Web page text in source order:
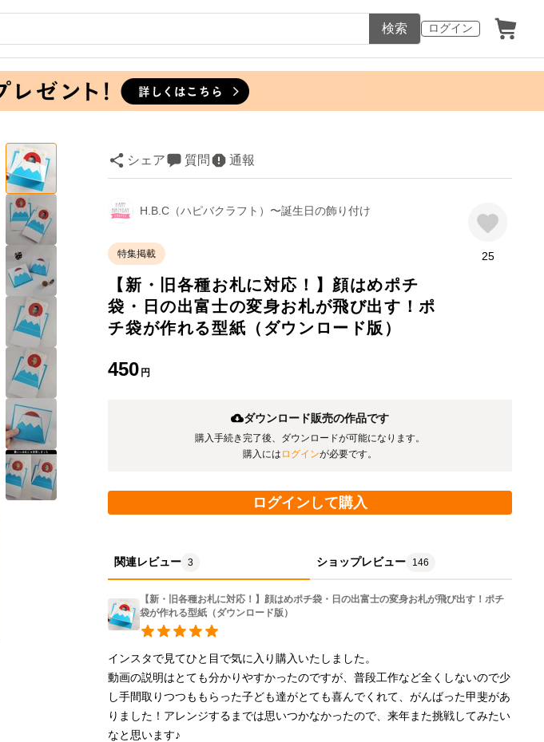
ログイン
検索
シェア 質問 通報
H.B.C（ハピバクラフト）〜誕生日の飾り付け
特集掲載
【新・旧各種お札に対応！】顔はめポチ
袋・日の出富士の変身お札が飛び出す！ポ
チ袋が作れる型紙（ダウンロード版）
450 円
25
ダウンロード販売の作品です
購入手続き完了後、ダウンロードが可能になります。
購入には ログインが必要です。
ログインして購入
関連レビュー 3 ショップレビュー 146
【新・旧各種お札に対応！】顔はめポチ袋・日の出富士の変身お札が飛び出す！ポチ
袋が作れる型紙（ダウンロード版）
インスタで見てひと目で気に入り購入いたしました。
動画の説明はとても分かりやすかったのですが、普段工作など全くしないので少
し手間取りつつももらった子ども達がとても喜んでくれて、がんばった甲斐があ
りました！アレンジするまでは思いつかなかったので、来年また挑戦してみたい
なと思います♪